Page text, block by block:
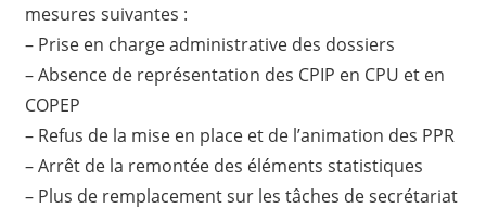
mesures suivantes :
– Prise en charge administrative des dossiers
– Absence de représentation des CPIP en CPU et en
COPEP
– Refus de la mise en place et de l’animation des PPR
– Arrêt de la remontée des éléments statistiques
– Plus de remplacement sur les tâches de secrétariat